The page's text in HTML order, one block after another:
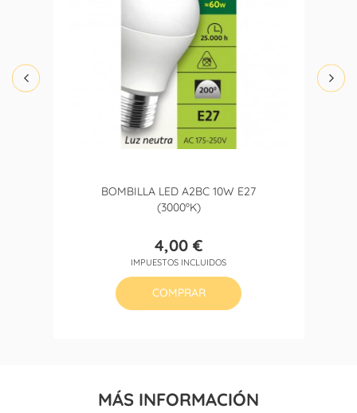
BOMBILLA LED A2BC 10W E27
(3000ºK)
Precio
4,00 €
IMPUESTOS INCLUIDOS
COMPRAR
MÁS INFORMACIÓN